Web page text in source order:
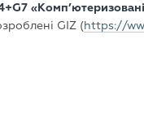
GIZ (https://